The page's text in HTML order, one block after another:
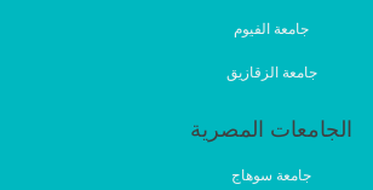
جامعة الفيوم
جامعة الزقازيق
الجامعات المصرية
جامعة سوهاج